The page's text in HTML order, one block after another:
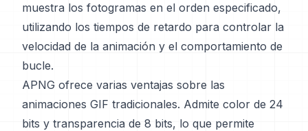
muestra los fotogramas en el orden especificado,
utilizando los tiempos de retardo para controlar la
velocidad de la animación y el comportamiento de
bucle.
APNG ofrece varias ventajas sobre las
animaciones GIF tradicionales. Admite color de 24
bits y transparencia de 8 bits, lo que permite